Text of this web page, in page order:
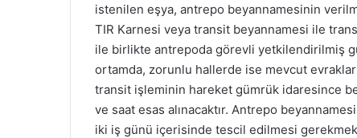
istenilen eşya, antrepo beyannamesinin
TIR Karnesi veya transit beyannamesi ile
ile birlikte antrepoda görevli yetkilendirilmiş
ortamda, zorunlu hallerde ise mevcut
transit işleminin hareket gümrük idaresince
ve saat esas alınacaktır. Antrepo
iki iş günü içerisinde tescil edilmesi